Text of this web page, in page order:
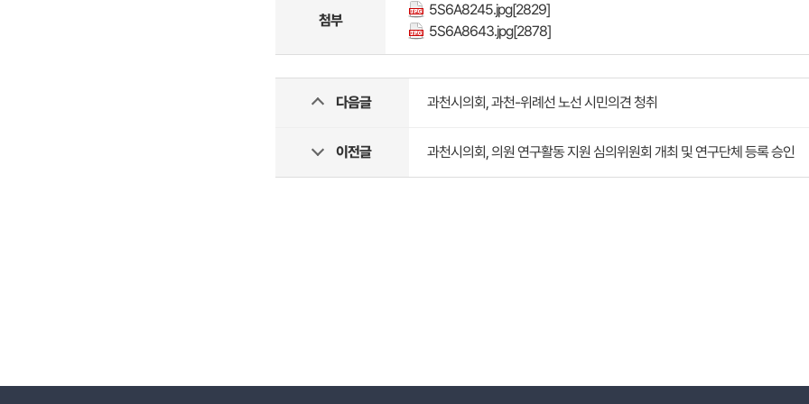
첨부
5S6A8245.jpg[2829]
5S6A8643.jpg[2878]
다음글 과천시의회, 과천-위례선 노선 시민의견 청취
이전글 과천시의회, 의원 연구활동 지원 심의위원회 개최 및 연구단체 등록 승인